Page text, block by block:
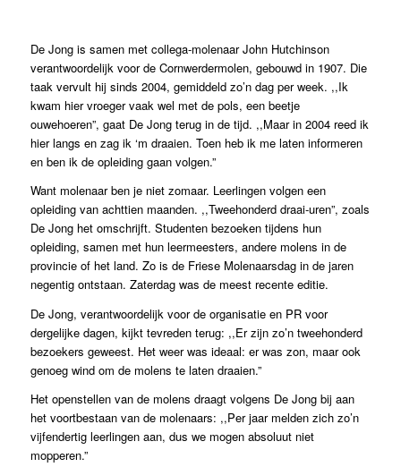
De Jong is samen met collega-molenaar John Hutchinson
verantwoordelijk voor de Cornwerdermolen, gebouwd in 1907. Die
taak vervult hij sinds 2004, gemiddeld zo’n dag per week. ,,Ik
kwam hier vroeger vaak wel met de pols, een beetje
ouwehoeren”, gaat De Jong terug in de tijd. ,,Maar in 2004 reed ik
hier langs en zag ik ‘m draaien. Toen heb ik me laten informeren
en ben ik de opleiding gaan volgen.”
Want molenaar ben je niet zomaar. Leerlingen volgen een
opleiding van achttien maanden. ,,Tweehonderd draai-uren”, zoals
De Jong het omschrijft. Studenten bezoeken tijdens hun
opleiding, samen met hun leermeesters, andere molens in de
provincie of het land. Zo is de Friese Molenaarsdag in de jaren
negentig ontstaan. Zaterdag was de meest recente editie.
De Jong, verantwoordelijk voor de organisatie en PR voor
dergelijke dagen, kijkt tevreden terug: ,,Er zijn zo’n tweehonderd
bezoekers geweest. Het weer was ideaal: er was zon, maar ook
genoeg wind om de molens te laten draaien.”
Het openstellen van de molens draagt volgens De Jong bij aan
het voortbestaan van de molenaars: ,,Per jaar melden zich zo’n
vijfendertig leerlingen aan, dus we mogen absoluut niet
mopperen.”